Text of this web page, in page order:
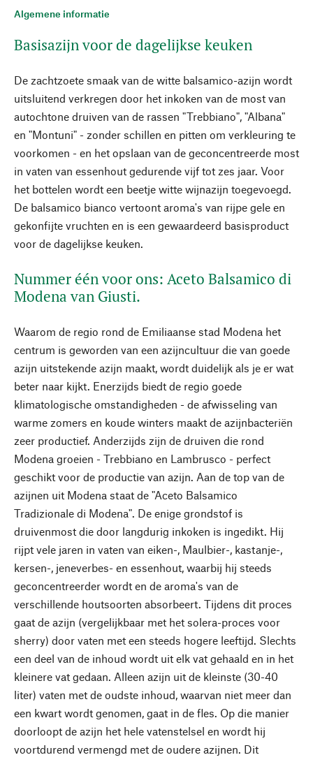
Algemene informatie
Basisazijn voor de dagelijkse keuken
De zachtzoete smaak van de witte balsamico-azijn wordt
uitsluitend verkregen door het inkoken van de most van
autochtone druiven van de rassen "Trebbiano", "Albana"
en "Montuni" - zonder schillen en pitten om verkleuring te
voorkomen - en het opslaan van de geconcentreerde most
in vaten van essenhout gedurende vijf tot zes jaar. Voor
het bottelen wordt een beetje witte wijnazijn toegevoegd.
De balsamico bianco vertoont aroma's van rijpe gele en
gekonfijte vruchten en is een gewaardeerd basisproduct
voor de dagelijkse keuken.
Nummer één voor ons: Aceto Balsamico di
Modena van Giusti.
Waarom de regio rond de Emiliaanse stad Modena het
centrum is geworden van een azijncultuur die van goede
azijn uitstekende azijn maakt, wordt duidelijk als je er wat
beter naar kijkt. Enerzijds biedt de regio goede
klimatologische omstandigheden - de afwisseling van
warme zomers en koude winters maakt de azijnbacteriën
zeer productief. Anderzijds zijn de druiven die rond
Modena groeien - Trebbiano en Lambrusco - perfect
geschikt voor de productie van azijn. Aan de top van de
azijnen uit Modena staat de "Aceto Balsamico
Tradizionale di Modena". De enige grondstof is
druivenmost die door langdurig inkoken is ingedikt. Hij
rijpt vele jaren in vaten van eiken-, Maulbier-, kastanje-,
kersen-, jeneverbes- en essenhout, waarbij hij steeds
geconcentreerder wordt en de aroma's van de
verschillende houtsoorten absorbeert. Tijdens dit proces
gaat de azijn (vergelijkbaar met het solera-proces voor
sherry) door vaten met een steeds hogere leeftijd. Slechts
een deel van de inhoud wordt uit elk vat gehaald en in het
kleinere vat gedaan. Alleen azijn uit de kleinste (30-40
liter) vaten met de oudste inhoud, waarvan niet meer dan
een kwart wordt genomen, gaat in de fles. Op die manier
doorloopt de azijn het hele vatenstelsel en wordt hij
voortdurend vermengd met de oudere azijnen. Dit